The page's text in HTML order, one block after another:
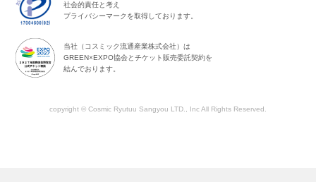
社会的責任と考え
プライバシーマークを取得しております。
当社（コスミック流通産業株式会社）は
GREEN×EXPO協会とチケット販売委託契約を
結んでおります。
copyright © Cosmic Ryutuu Sangyou LTD., Inc All Rights Reserved.